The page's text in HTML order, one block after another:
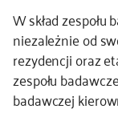
W skład
niezależnie od
rezydencji oraz
zespołu
badawczej